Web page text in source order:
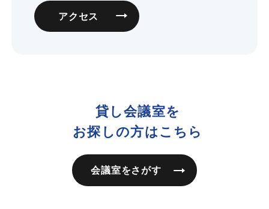
アクセス
貸し会議室を
お探しの方はこちら
会議室をさがす